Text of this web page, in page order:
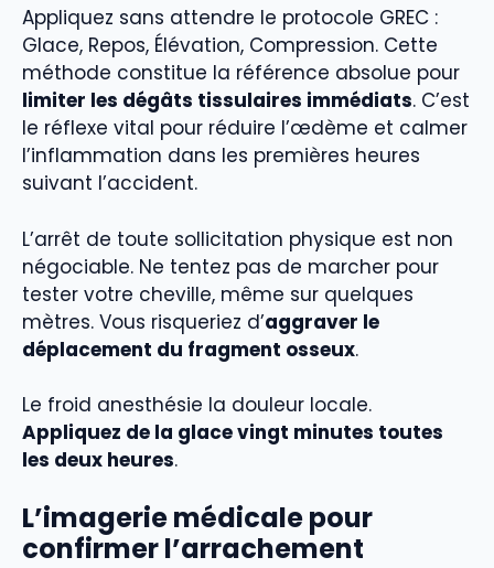
Appliquez sans attendre le protocole GREC :
Glace, Repos, Élévation, Compression. Cette
méthode constitue la référence absolue pour
limiter les dégâts tissulaires immédiats. C’est
le réflexe vital pour réduire l’œdème et calmer
l’inflammation dans les premières heures
suivant l’accident.
L’arrêt de toute sollicitation physique est non
négociable. Ne tentez pas de marcher pour
tester votre cheville, même sur quelques
mètres. Vous risqueriez d’aggraver le
déplacement du fragment osseux.
Le froid anesthésie la douleur locale.
Appliquez de la glace vingt minutes toutes
les deux heures.
L’imagerie médicale pour
confirmer l’arrachement